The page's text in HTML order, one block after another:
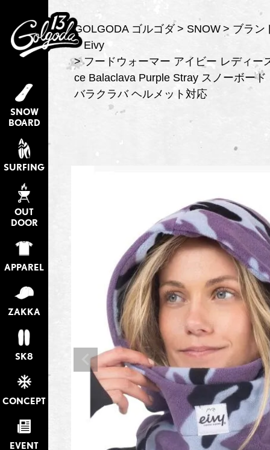
SNOW
BOARD
SURFING
OUT
DOOR
APPAREL
ZAKKA
SK8
CONCEPT
EVENT
GOLGODA ゴルゴダ SNOW
ブラン
Eivy
フードウォーマー アイビー レディー
ce Balaclava Purple Stray スノーボー
バラクラバ ヘルメット対応